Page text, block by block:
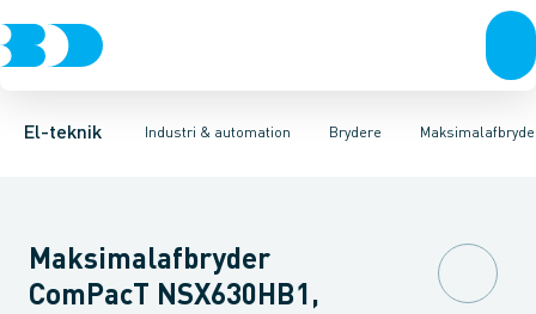
El-teknik Industri & automation
Afbrydere, stikkontakter & lampeudtagForgreningsmateriel
Brydere
Industristiksystemer Frekvensomformere og softstartere
Motorbetjening for effektafbryder Ombygningssæt til
Maksimalafbryder
ComPacT NSX630HB1,